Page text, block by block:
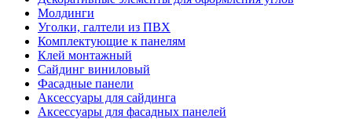
Молдинги
Уголки, галтели из ПВХ
Комплектующие к панелям
Клей монтажный
Сайдинг виниловый
Фасадные панели
Аксессуары для сайдинга
Аксессуары для фасадных панелей